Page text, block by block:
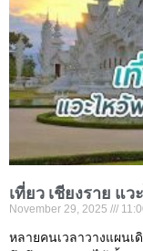
เที่ยว เชียงราย แ
November 29, 2025
หลายคนเวลาวางแผนเ